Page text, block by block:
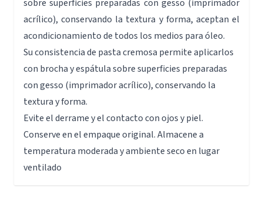
sobre superficies preparadas con gesso (imprimador
acrílico), conservando la textura y forma, aceptan el
acondicionamiento de todos los medios para óleo.
Su consistencia de pasta cremosa permite aplicarlos
con brocha y espátula sobre superficies preparadas
con gesso (imprimador acrílico), conservando la
textura y forma.
Evite el derrame y el contacto con ojos y piel.
Conserve en el empaque original. Almacene a
temperatura moderada y ambiente seco en lugar
ventilado